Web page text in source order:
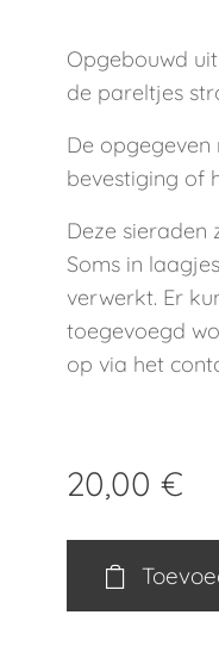
Opgebouwd
de pareltjes
De
bevestiging of
Deze sieraden
Soms in
verwerkt. Er
toegevoegd
op via het
20,00 €